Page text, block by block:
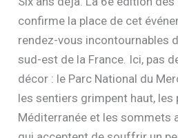
confirme la place de cet
rendez-vous incontournables
sud-est de la France. Ici, pas
décor : le Parc National du
les sentiers grimpent haut, les
Méditerranée et les sommets